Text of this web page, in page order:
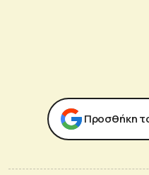
Προσθήκη